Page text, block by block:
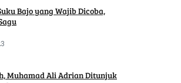
Bajo yang Wajib Dicoba,
Muhamad Ali Adrian Ditunjuk